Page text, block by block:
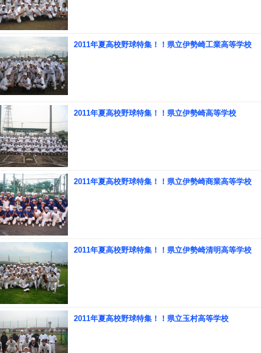
2011年夏高校野球特集！！県立伊勢崎工業高等学校
2011年夏高校野球特集！！県立伊勢崎高等学校
2011年夏高校野球特集！！県立伊勢崎商業高等学校
2011年夏高校野球特集！！県立伊勢崎清明高等学校
2011年夏高校野球特集！！県立玉村高等学校